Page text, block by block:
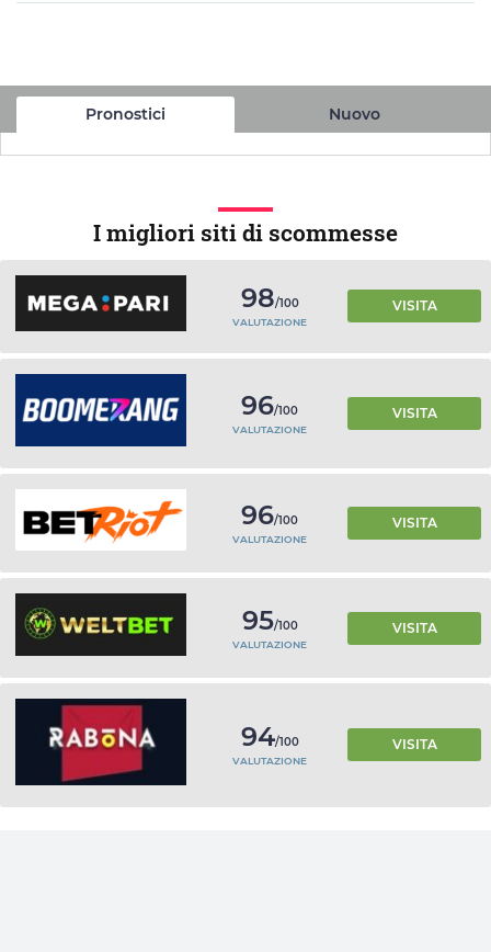
Pronostici Nuovo
I migliori siti di scommesse
98/100
VALUTAZIONE
VISITA
96/100
VALUTAZIONE
VISITA
96/100
VALUTAZIONE
VISITA
95/100
VALUTAZIONE
VISITA
94/100
VALUTAZIONE
VISITA